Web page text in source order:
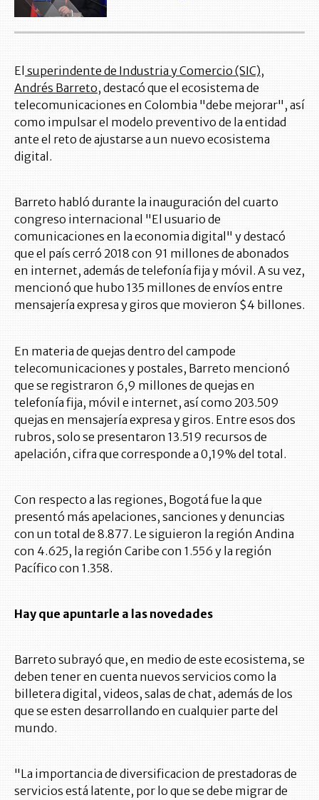
El superindente de Industria y Comercio (SIC),
Andrés Barreto, destacó que el ecosistema de
telecomunicaciones en Colombia "debe mejorar", así
como impulsar el modelo preventivo de la entidad
ante el reto de ajustarse a un nuevo ecosistema
digital.
Barreto habló durante la inauguración del cuarto
congreso internacional "El usuario de
comunicaciones en la economia digital" y destacó
que el país cerró 2018 con 91 millones de abonados
en internet, además de telefonía fija y móvil. A su vez,
mencionó que hubo 135 millones de envíos entre
mensajería expresa y giros que movieron $4 billones.
En materia de quejas dentro del campode
telecomunicaciones y postales, Barreto mencionó
que se registraron 6,9 millones de quejas en
telefonía fija, móvil e internet, así como 203.509
quejas en mensajería expresa y giros. Entre esos dos
rubros, solo se presentaron 13.519 recursos de
apelación, cifra que corresponde a 0,19% del total.
Con respecto a las regiones, Bogotá fue la que
presentó más apelaciones, sanciones y denuncias
con un total de 8.877. Le siguieron la región Andina
con 4.625, la región Caribe con 1.556 y la región
Pacífico con 1.358.
Hay que apuntarle a las novedades
Barreto subrayó que, en medio de este ecosistema, se
deben tener en cuenta nuevos servicios como la
billetera digital, videos, salas de chat, además de los
que se esten desarrollando en cualquier parte del
mundo.
"La importancia de diversificacion de prestadoras de
servicios está latente, por lo que se debe migrar de